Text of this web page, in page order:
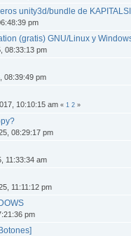
unity3d/bundle de
pm
(gratis) GNU/Linux y
08:33:13 pm
08:39:49 pm
10:10:15 am« 1 2 »
08:29:17 pm
11:33:34 am
11:11:12 pm
pm